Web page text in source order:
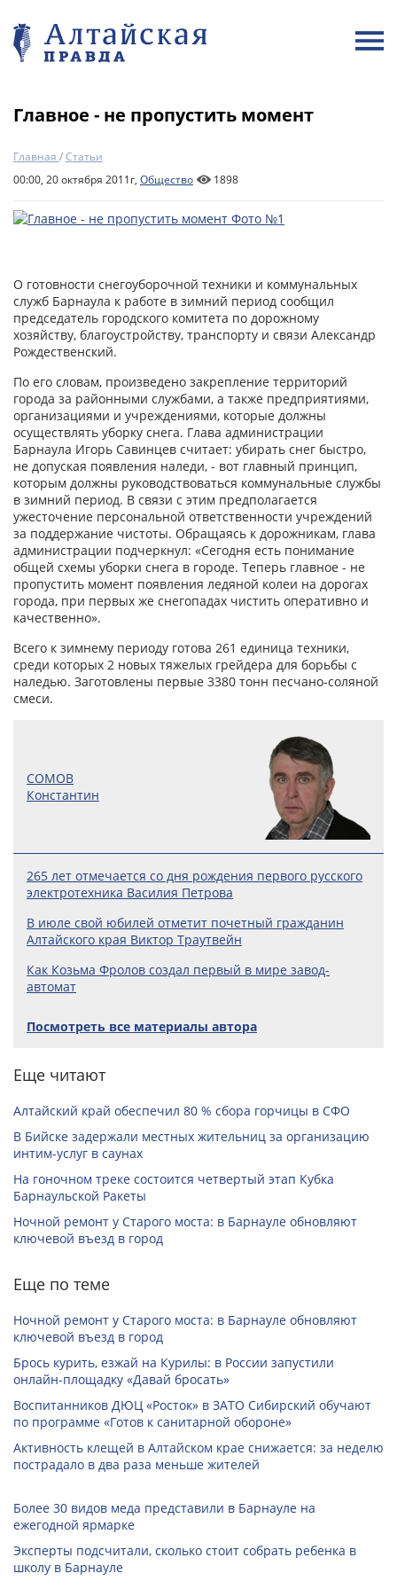
Главное - не пропустить момент
Главная /Статьи
00:00, 20 октября 2011г, Общество 1898
О готовности снегоуборочной техники и коммунальных
служб Барнаула к работе в зимний период сообщил
председатель городского комитета по дорожному
хозяйству, благоустройству, транспорту и связи Александр
Рождественский.
По его словам, произведено закрепление территорий
города за районными службами, а также предприятиями,
организациями и учреждениями, которые должны
осуществлять уборку снега. Глава администрации
Барнаула Игорь Савинцев считает: убирать снег быстро,
не допуская появления наледи, - вот главный принцип,
которым должны руководствоваться коммунальные службы
в зимний период. В связи с этим предполагается
ужесточение персональной ответственности учреждений
за поддержание чистоты. Обращаясь к дорожникам, глава
администрации подчеркнул: «Сегодня есть понимание
общей схемы уборки снега в городе. Теперь главное - не
пропустить момент появления ледяной колеи на дорогах
города, при первых же снегопадах чистить оперативно и
качественно».
Всего к зимнему периоду готова 261 единица техники,
среди которых 2 новых тяжелых грейдера для борьбы с
наледью. Заготовлены первые 3380 тонн песчано-соляной
смеси.
СОМОВ
Константин
265 лет отмечается со дня рождения первого русского
электротехника Василия Петрова
В июле свой юбилей отметит почетный гражданин
Алтайского края Виктор Траутвейн
Как Козьма Фролов создал первый в мире завод-
автомат
Посмотреть все материалы автора
Еще читают
Алтайский край обеспечил 80 % сбора горчицы в СФО
В Бийске задержали местных жительниц за организацию
интим-услуг в саунах
На гоночном треке состоится четвертый этап Кубка
Барнаульской Ракеты
Ночной ремонт у Старого моста: в Барнауле обновляют
ключевой въезд в город
Еще по теме
Ночной ремонт у Старого моста: в Барнауле обновляют
ключевой въезд в город
Брось курить, езжай на Курилы: в России запустили
онлайн-­площадку «Давай бросать»
Воспитанников ДЮЦ «Росток» в ЗАТО Сибирский обучают
по программе «Готов к санитарной обороне»
Активность клещей в Алтайском крае снижается: за неделю
пострадало в два раза меньше жителей
Более 30 видов меда представили в Барнауле на
ежегодной ярмарке
Эксперты подсчитали, сколько стоит собрать ребенка в
школу в Барнауле